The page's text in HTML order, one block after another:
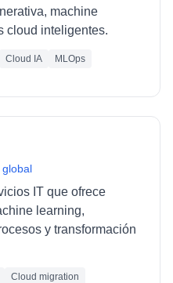
machine
cloud inteligentes.
Cloud IA MLOps
IT que ofrece
learning,
y transformación
Cloud migration